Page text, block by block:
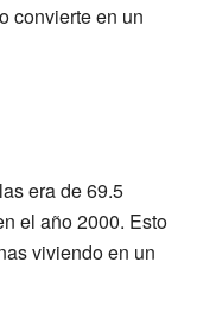
convierte en un
era de 69.5
el año 2000. Esto
viviendo en un